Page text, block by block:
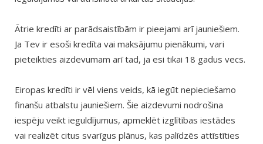
Ātrie kredīti ar parādsaistībām ir pieejami arī jauniešiem.
Ja Tev ir esoši kredīta vai maksājumu pienākumi, vari
pieteikties aizdevumam arī tad, ja esi tikai 18 gadus vecs.
Eiropas kredīti ir vēl viens veids, kā iegūt nepieciešamo
finanšu atbalstu jauniešiem. Šie aizdevumi nodrošina
iespēju veikt ieguldījumus, apmeklēt izglītības iestādes
vai realizēt citus svarīgus plānus, kas palīdzēs attīstīties